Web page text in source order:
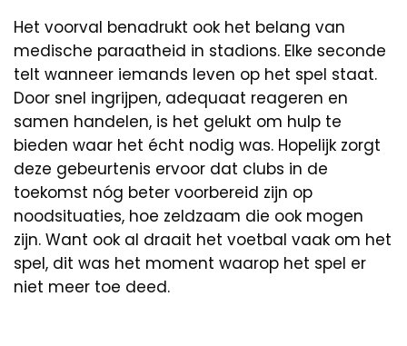
Het voorval benadrukt ook het belang van
medische paraatheid in stadions. Elke seconde
telt wanneer iemands leven op het spel staat.
Door snel ingrijpen, adequaat reageren en
samen handelen, is het gelukt om hulp te
bieden waar het écht nodig was. Hopelijk zorgt
deze gebeurtenis ervoor dat clubs in de
toekomst nóg beter voorbereid zijn op
noodsituaties, hoe zeldzaam die ook mogen
zijn. Want ook al draait het voetbal vaak om het
spel, dit was het moment waarop het spel er
niet meer toe deed.